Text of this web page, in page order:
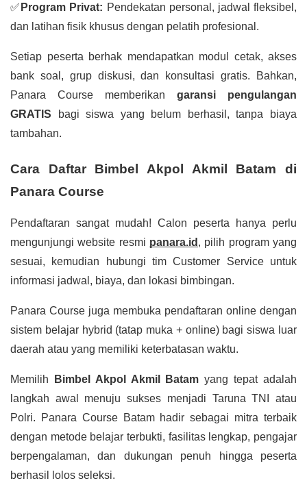
✅ Program Privat: Pendekatan personal, jadwal fleksibel,
dan latihan fisik khusus dengan pelatih profesional.
Setiap peserta berhak mendapatkan modul cetak, akses
bank soal, grup diskusi, dan konsultasi gratis. Bahkan,
Panara Course memberikan garansi pengulangan
GRATIS bagi siswa yang belum berhasil, tanpa biaya
tambahan.
Cara Daftar Bimbel Akpol Akmil Batam di
Panara Course
Pendaftaran sangat mudah! Calon peserta hanya perlu
mengunjungi website resmi panara.id , pilih program yang
sesuai, kemudian hubungi tim Customer Service untuk
informasi jadwal, biaya, dan lokasi bimbingan.
Panara Course juga membuka pendaftaran online dengan
sistem belajar hybrid (tatap muka + online) bagi siswa luar
daerah atau yang memiliki keterbatasan waktu.
Memilih Bimbel Akpol Akmil Batam yang tepat adalah
langkah awal menuju sukses menjadi Taruna TNI atau
Polri. Panara Course Batam hadir sebagai mitra terbaik
dengan metode belajar terbukti, fasilitas lengkap, pengajar
berpengalaman, dan dukungan penuh hingga peserta
berhasil lolos seleksi.